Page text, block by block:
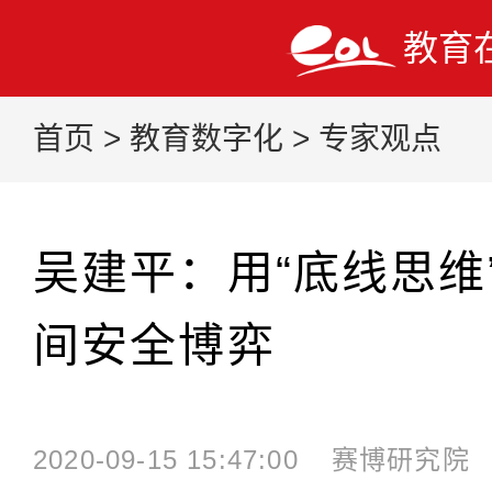
教育
首页 > 教育数字化 > 专家观点
吴建平：用“底线思
间安全博弈
2020-09-15 15:47:00 赛博研究院